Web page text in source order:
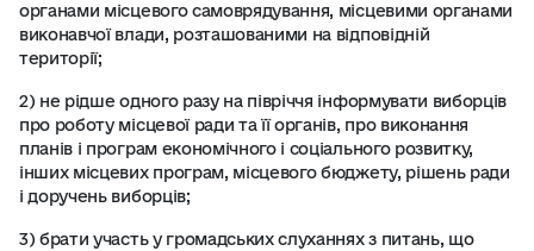
органами місцевого самоврядування, місцевими органами
виконавчої влади, розташованими на відповідній
території;
2) не рідше одного разу на півріччя інформувати виборців
про роботу місцевої ради та її органів, про виконання
планів і програм економічного і соціального розвитку,
інших місцевих програм, місцевого бюджету, рішень ради
і доручень виборців;
3) брати участь у громадських слуханнях з питань, що